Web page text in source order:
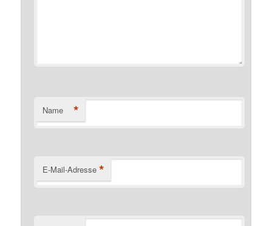
Name *
E-Mail-Adresse *